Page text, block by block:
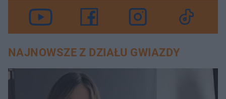
NAJNOWSZE Z DZIAŁU GWIAZDY